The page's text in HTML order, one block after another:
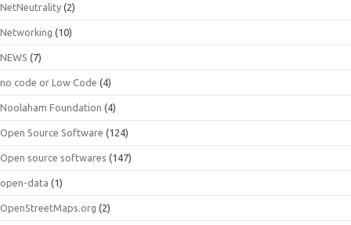
NetNeutrality (2)
Networking (10)
NEWS (7)
no code or Low Code (4)
Noolaham Foundation (4)
Open Source Software (124)
Open source softwares (147)
open-data (1)
OpenStreetMaps.org (2)